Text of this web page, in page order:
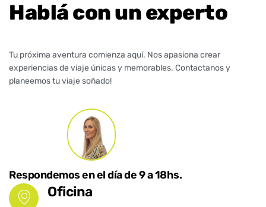
Hablá con un experto
Tu próxima aventura comienza aquí. Nos apasiona crear
experiencias de viaje únicas y memorables. Contactanos y
planeemos tu viaje soñado!
Respondemos en el día de 9 a 18hs.
Oficina